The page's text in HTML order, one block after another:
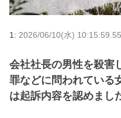
1: 2026/06/10(水)
会社社長の男性を殺害
罪などに問われている
は起訴内容を認めまし